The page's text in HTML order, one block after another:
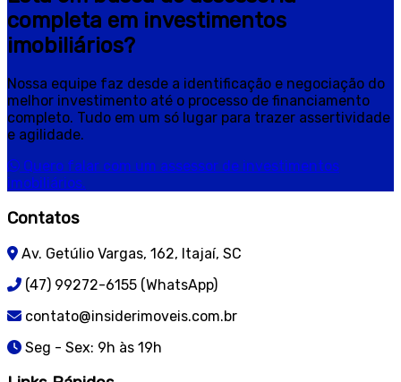
completa em investimentos
imobiliários?
Nossa equipe faz desde a identificação e negociação do
melhor investimento até o processo de financiamento
completo. Tudo em um só lugar para trazer assertividade
e agilidade.
Quero falar com um assessor de investimentos
imobiliários.
Contatos
Av. Getúlio Vargas, 162, Itajaí, SC
(47) 99272-6155 (WhatsApp)
contato@insiderimoveis.com.br
Seg - Sex: 9h às 19h